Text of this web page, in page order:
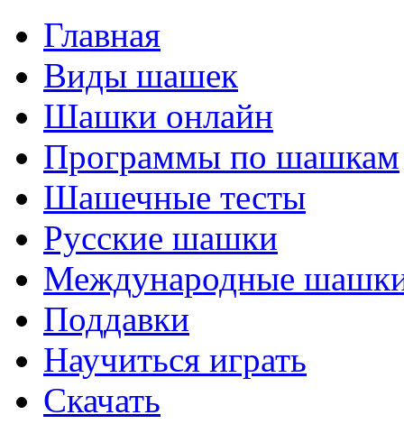
Главная
Виды шашек
Шашки онлайн
Программы по шашкам
Шашечные тесты
Русские шашки
Международные
Поддавки
Научиться играть
Скачать